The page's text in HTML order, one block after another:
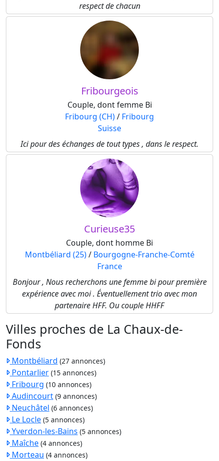
respect de chacun
Fribourgeois
Couple, dont femme Bi
Fribourg (CH)/ Fribourg
Suisse
Ici pour des échanges de tout types , dans le respect.
Curieuse35
Couple, dont homme Bi
Montbéliard (25)/ Bourgogne-Franche-Comté
France
Bonjour , Nous recherchons une femme bi pour première
expérience avec moi . Éventuellement trio avec mon
partenaire HFF. Ou couple HHFF
Villes proches de La Chaux-de-
Fonds
Montbéliard (27 annonces)
Pontarlier (15 annonces)
Fribourg (10 annonces)
Audincourt (9 annonces)
Neuchâtel (6 annonces)
Le Locle (5 annonces)
Yverdon-les-Bains (5 annonces)
Maîche (4 annonces)
Morteau (4 annonces)